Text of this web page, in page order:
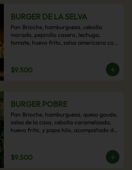
BURGER DE LA SELVA
Pan Brioche, hamburguesa, cebolla
morada, pepinillo casero, lechuga,
tomate, huevo frito, salsa americana con
$9.500
BURGER POBRE
Pan Brioche, hamburguesa, queso gouda,
salsa de la casa, cebolla caramelizada,
huevo frito, y papa hilo, acompañado de
$9.500